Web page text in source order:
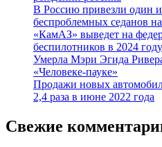
В Россию привезли один
беспроблемных седанов
«КамАЗ» выведет на
беспилотников в 2024 году
Умерла Мэри Эгида
«Человеке-пауке»
Продажи новых
2,4 раза в июне 2022 года
Свежие